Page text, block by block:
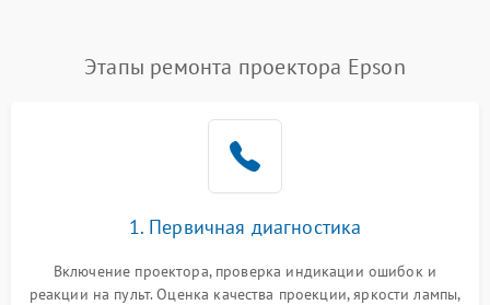
Этапы ремонта проектора Epson
1. Первичная диагностика
Включение проектора, проверка индикации ошибок и
реакции на пульт. Оценка качества проекции, яркости лампы,